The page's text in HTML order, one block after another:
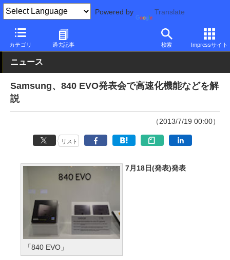
Powered by Translate
カテゴリ 過去記事 検索 Impressサイト
PC Watch 市場 技術
ニュース
Samsung、840 EVO発表会で高速化機能などを解
説
（2013/7/19 00:00）
リスト
「840 EVO」
7月18日(発表)発表